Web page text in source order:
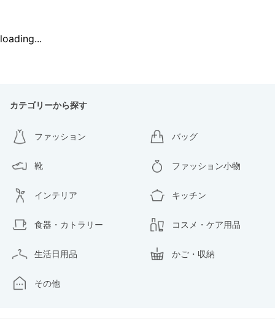
loading...
カテゴリーから探す
ファッション バッグ
靴 ファッション小物
インテリア キッチン
食器・カトラリー コスメ・ケア用品
生活日用品 かご・収納
その他